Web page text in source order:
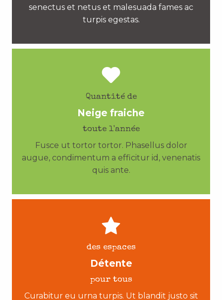
senectus et netus et malesuada fames ac
turpis egestas.
Quantité de
Neige fraiche
toute l'année
Fusce ut tortor tortor. Phasellus dolor
augue, condimentum a efficitur id, venenatis
quis ante.
des espaces
Détente
pour tous
Curabitur eu urna turpis. Ut blandit justo sit